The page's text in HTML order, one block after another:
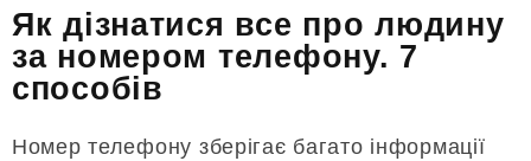
Як дізнатися все про людину
за номером телефону. 7
способів
Номер телефону зберігає багато інформації